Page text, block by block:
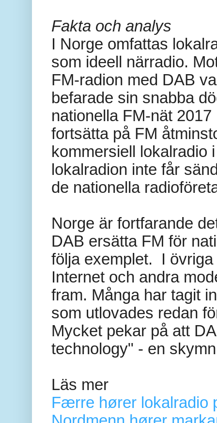
Fakta och analys
I Norge omfattas
som ideell närradio.
FM-radion med DAB
befarade sin snabba
nationella FM-nät
fortsätta på FM
kommersiell lokalradio
lokalradion inte får
de nationella
Norge är fortfarande
DAB ersätta FM för
följa exemplet.
I
Internet och andra
fram. Många har tagit
som utlovades redan
Mycket pekar på att
technology" - en
Läs mer
Færre hører lokalradio